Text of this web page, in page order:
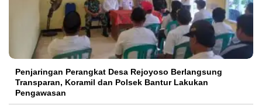
Penjaringan Perangkat Desa Rejoyoso Berlangsung
Transparan, Koramil dan Polsek Bantur Lakukan
Pengawasan